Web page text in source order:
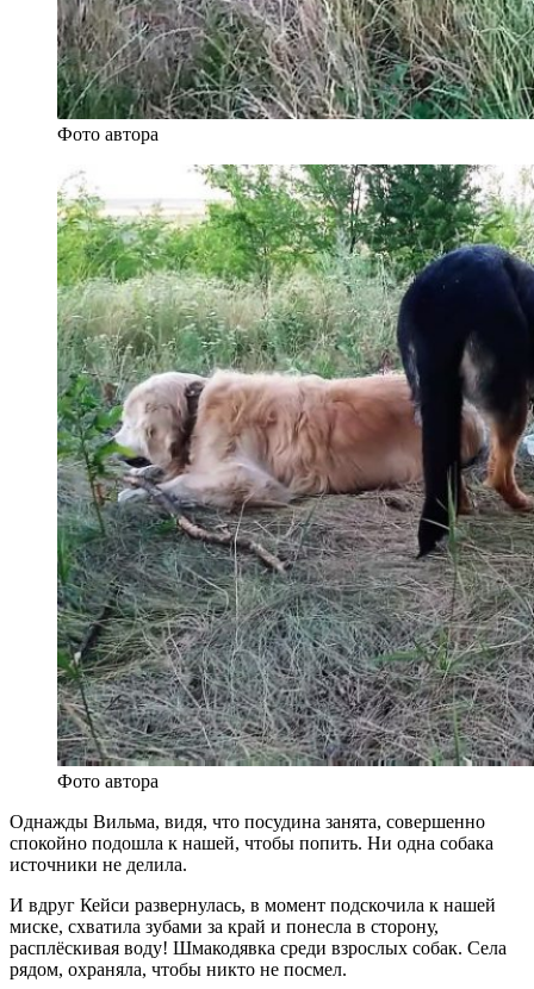
Фото автора
Фото автора
Однажды Вильма, видя, что посудина занята, совершенно
спокойно подошла к нашей, чтобы попить. Ни одна собака
источники не делила.
И вдруг Кейси развернулась, в момент подскочила к нашей
миске, схватила зубами за край и понесла в сторону,
расплёскивая воду! Шмакодявка среди взрослых собак. Села
рядом, охраняла, чтобы никто не посмел.